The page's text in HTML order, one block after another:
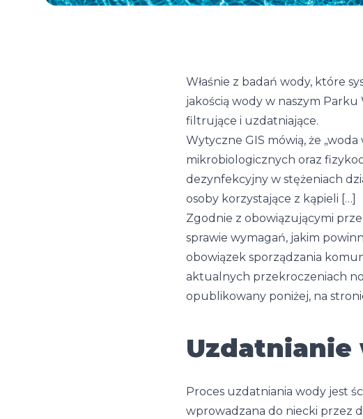
Właśnie z badań wody, które
jakością wody w naszym
filtrujące i uzdatniające.
Wytyczne GIS mówią, że
mikrobiologicznych oraz
dezynfekcyjny w stężeniach
osoby korzystające z kąpieli […]
Zgodnie z obowiązującymi
sprawie wymagań, jakim
obowiązek sporządzania
aktualnych przekroczeniach
opublikowany poniżej, na
Uzdatnianie
Proces uzdatniania wody jest
wprowadzana do niecki przez